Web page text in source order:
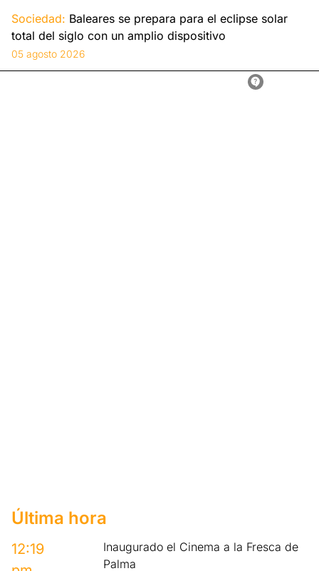
Sociedad: Baleares se prepara para el eclipse solar
total del siglo con un amplio dispositivo
05 agosto 2026
Última hora
12:19
Inaugurado el Cinema a la Fresca de
Palma